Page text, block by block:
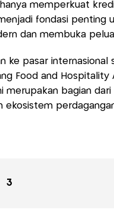
memperkuat
fondasi penting
dan membuka
ke pasar internasional
Food and Hospitality
merupakan bagian
ekosistem
3